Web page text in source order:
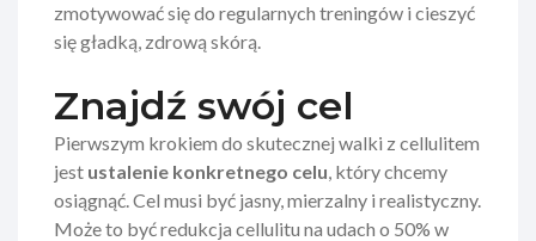
zmotywować się do regularnych treningów i cieszyć
się gładką, zdrową skórą.
Znajdź swój cel
Pierwszym krokiem do skutecznej walki z cellulitem
jest ustalenie konkretnego celu , który chcemy
osiągnąć. Cel musi być jasny, mierzalny i realistyczny.
Może to być redukcja cellulitu na udach o 50% w